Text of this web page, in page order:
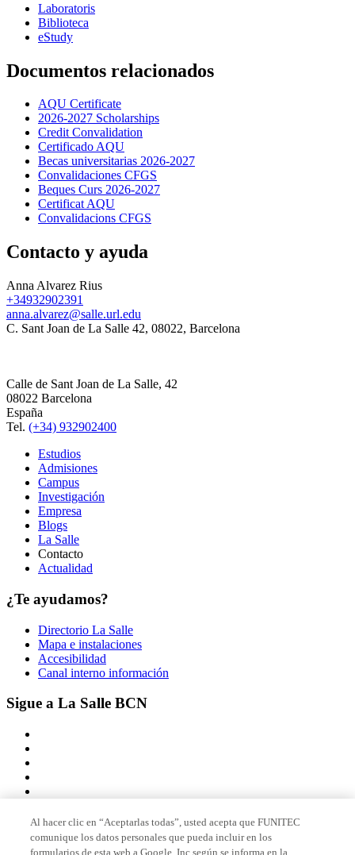
Laboratoris
Biblioteca
eStudy
Documentos relacionados
AQU Certificate
2026-2027 Scholarships
Credit Convalidation
Certificado AQU
Becas universitarias 2026-2027
Convalidaciones CFGS
Beques Curs 2026-2027
Certificat AQU
Convalidacions CFGS
Contacto y ayuda
Anna Alvarez Rius
+34932902391
anna.alvarez@salle.url.edu
C. Sant Joan de La Salle 42, 08022, Barcelona
Calle de Sant Joan de La Salle, 42
08022 Barcelona
España
Tel. (+34) 932902400
Estudios
Admisiones
Campus
Investigación
Empresa
Blogs
La Salle
Contacto
Actualidad
¿Te ayudamos?
Directorio La Salle
Mapa e instalaciones
Accesibilidad
Canal interno información
Sigue a La Salle BCN
Miembro de
Al hacer clic en “Aceptarlas todas”, usted acepta que FUNITEC
comunique los datos personales que pueda incluir en los
formularios de esta web a Google, Inc según se informa en la